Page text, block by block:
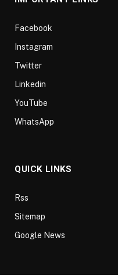
Facebook
Instagram
Twitter
Linkedin
YouTube
WhatsApp
QUICK LINKS
Rss
Sitemap
Google News